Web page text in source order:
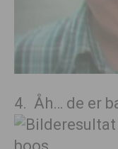
4. Åh… de er